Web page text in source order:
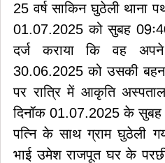
25 वर्ष साकिन घुठेली थाना
01.07.2025 को सुबह
दर्ज कराया कि वह
30.06.2025 को उसकी बहन
पर रात्रि में आकृति
दिनॉक 01.07.2025 के
पत्नि के साथ ग्राम घुठेली
भाई उमेश राजपूत घर के